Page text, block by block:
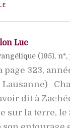
Luc
(1951, n°,
page 323,
Lausanne)
dit à
sur la terre,